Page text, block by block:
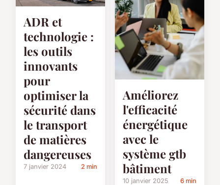
ADR et
technologie :
les outils
innovants
pour
optimiser la
sécurité dans
le transport
de matières
dangereuses
7 janvier 2024 2 min
Améliorez
l'efficacité
énergétique
avec le
système gtb
bâtiment
10 janvier 2025 6 min